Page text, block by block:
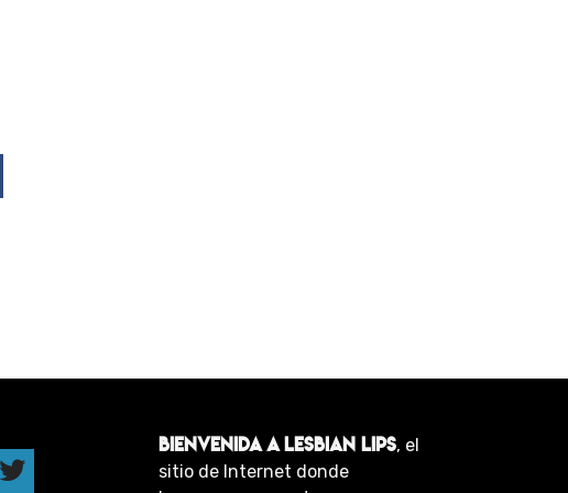
BIENVENIDA A LESBIAN LIPS, el
sitio de Internet donde